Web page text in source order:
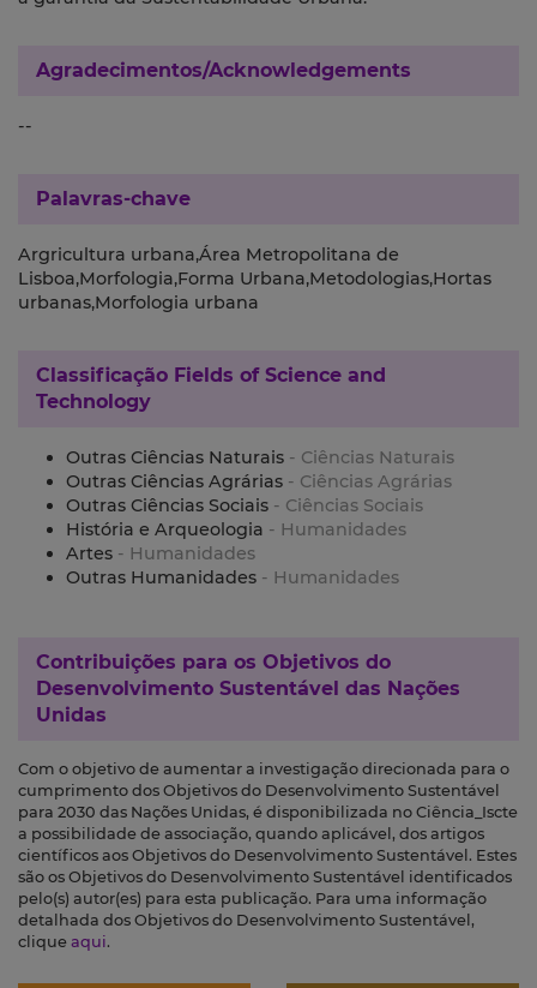
Agradecimentos/Acknowledgements
--
Palavras-chave
Argricultura urbana,Área Metropolitana de
Lisboa,Morfologia,Forma Urbana,Metodologias,Hortas
urbanas,Morfologia urbana
Classificação Fields of Science and
Technology
Outras Ciências Naturais - Ciências Naturais
Outras Ciências Agrárias - Ciências Agrárias
Outras Ciências Sociais - Ciências Sociais
História e Arqueologia - Humanidades
Artes - Humanidades
Outras Humanidades - Humanidades
Contribuições para os Objetivos do
Desenvolvimento Sustentável das Nações
Unidas
Com o objetivo de aumentar a investigação direcionada para o
cumprimento dos Objetivos do Desenvolvimento Sustentável
para 2030 das Nações Unidas, é disponibilizada no Ciência_Iscte
a possibilidade de associação, quando aplicável, dos artigos
científicos aos Objetivos do Desenvolvimento Sustentável. Estes
são os Objetivos do Desenvolvimento Sustentável identificados
pelo(s) autor(es) para esta publicação. Para uma informação
detalhada dos Objetivos do Desenvolvimento Sustentável,
clique aqui.